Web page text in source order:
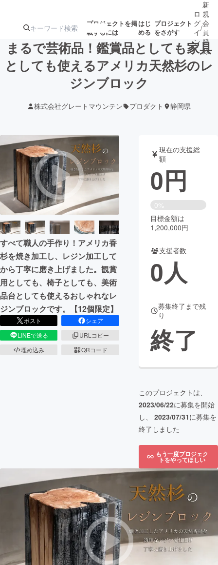
プロジェクトを掲
載するには
はじ
める
プロジェクト
をさがす
注目の新着プロ募集終了が近いプ
テクノロジー・ガジェット
映像・映画 書籍・雑誌
ビジネス・起業 チャレンジ
まちづくり・地域活性化
CAMPFIRE for Social Good
CAMPFIRE Creation
CAMPFIREふるさと納税machi-ya コミュニティ
ロ
グ
イ
ン
/
新
規
会
員
登
録
まるで芸術品！鑑賞品としても家具
としても使えるアメリカ天然杉のレ
ジンブロック
株式会社グレートマウンテン プロダクト 静岡県
すべて職人の手作り！アメリカ香
杉を焼き加工し、レジン加工して
から丁寧に磨き上げました。観賞
用としても、椅子としても、美術
品台としても使えるおしゃれなレ
ジンブロックです。【12個限定】
ポスト
シェア
LINEで送る
URLコピー
埋め込み
QRコード
現在の支援総
額
0円
0%
目標金額は
1,200,000円
支援者数
0人
募集終了まで残
り
終了
このプロジェクトは、
2023/06/22に募集を開始
し、 2023/07/31に募集を
終了しました
もう一度プロジェク
トをやってほしい